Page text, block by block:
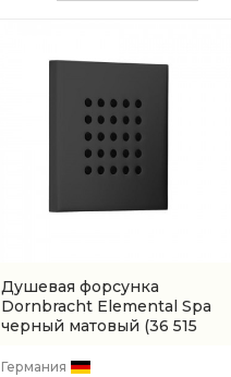
Душевая форсунка
Dornbracht Elemental Spa
черный матовый (36 515
Германия